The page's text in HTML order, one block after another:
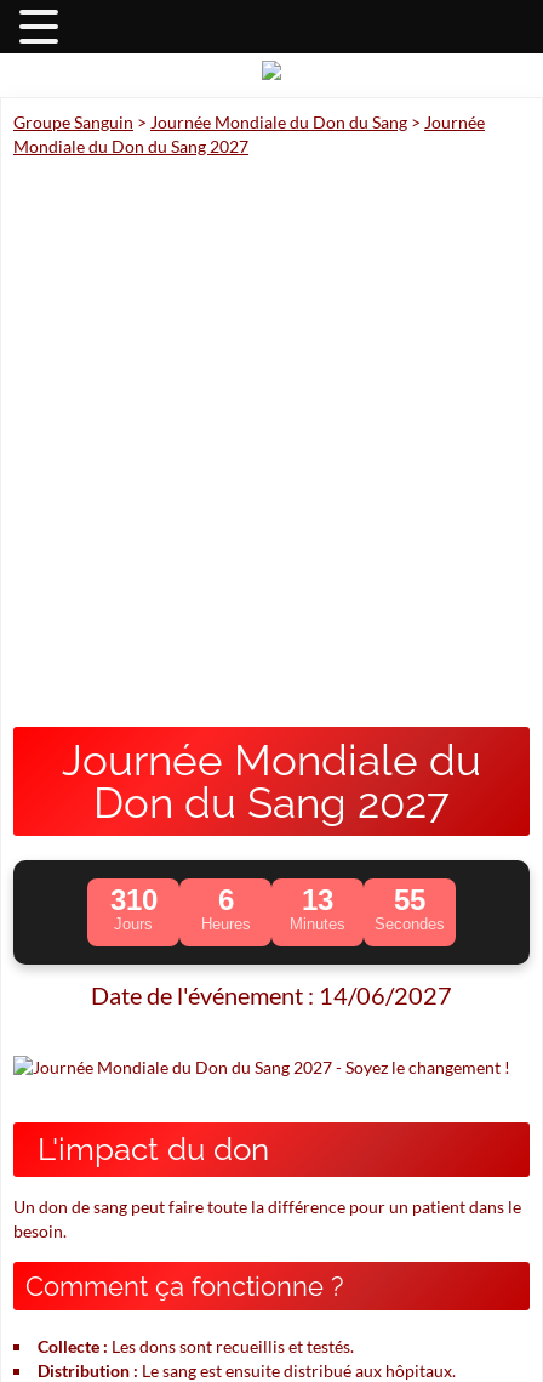
Groupe Sanguin > Journée Mondiale du Don du Sang > Journée
Mondiale du Don du Sang 2027
Journée Mondiale du
Don du Sang 2027
310
Jours
6
Heures
13
Minutes
54
Secondes
Date de l'événement : 14/06/2027
L'impact du don
Un don de sang peut faire toute la différence pour un patient dans le
besoin.
Comment ça fonctionne ?
Collecte : Les dons sont recueillis et testés.
Distribution : Le sang est ensuite distribué aux hôpitaux.